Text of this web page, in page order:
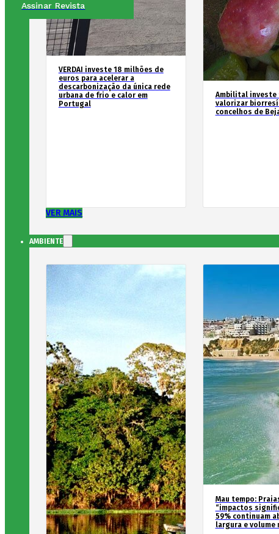
Assinar Revista
VERDAI investe 18 milhões de
euros para acelerar a
descarbonização da única rede
urbana de frio e calor em
Portugal
Ambilital investe
valorizar
concelhos de
VER MAIS
AMBIENTE
Mau tempo:
“impactos
59% continuam
largura e volume